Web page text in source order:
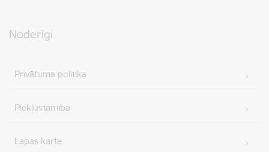
Noderīgi
Privātuma politika
Piekļūstamība
Lapas karte